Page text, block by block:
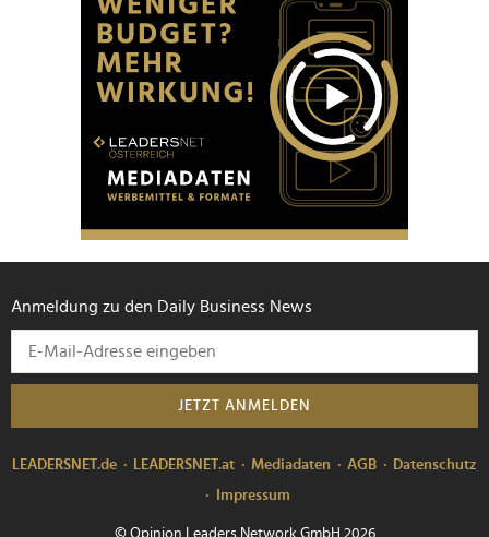
Anmeldung zu den Daily Business News
JETZT ANMELDEN
LEADERSNET.de LEADERSNET.at Mediadaten AGB
Datenschutz
Impressum